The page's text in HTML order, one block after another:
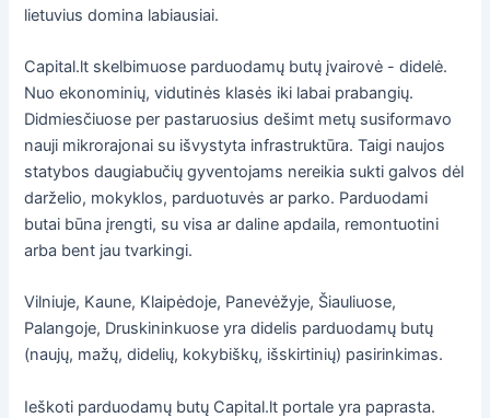
lietuvius domina labiausiai.
Capital.lt skelbimuose parduodamų butų įvairovė - didelė.
Nuo ekonominių, vidutinės klasės iki labai prabangių.
Didmiesčiuose per pastaruosius dešimt metų susiformavo
nauji mikrorajonai su išvystyta infrastruktūra. Taigi naujos
statybos daugiabučių gyventojams nereikia sukti galvos dėl
darželio, mokyklos, parduotuvės ar parko. Parduodami
butai būna įrengti, su visa ar daline apdaila, remontuotini
arba bent jau tvarkingi.
Vilniuje, Kaune, Klaipėdoje, Panevėžyje, Šiauliuose,
Palangoje, Druskininkuose yra didelis parduodamų butų
(naujų, mažų, didelių, kokybiškų, išskirtinių) pasirinkimas.
Ieškoti parduodamų butų Capital.lt portale yra paprasta.